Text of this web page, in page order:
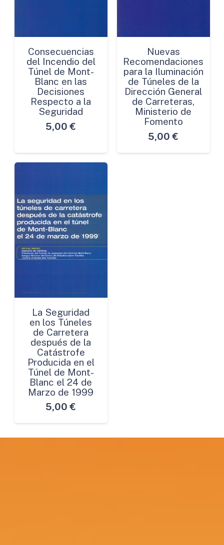
Consecuencias
del Incendio del
Túnel de Mont-
Blanc en las
Decisiones
Respecto a la
Seguridad
5,00 €
Nuevas
Recomendaciones
para la Iluminación
de Túneles de la
Dirección General
de Carreteras,
Ministerio de
Fomento
5,00 €
La Seguridad
en los Túneles
de Carretera
después de la
Catástrofe
Producida en el
Túnel de Mont-
Blanc el 24 de
Marzo de 1999
5,00 €